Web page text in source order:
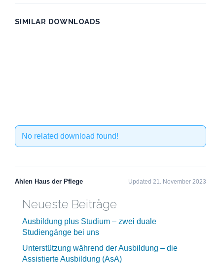
SIMILAR DOWNLOADS
No related download found!
Ahlen Haus der Pflege Updated 21. November 2023
Neueste Beiträge
Ausbildung plus Studium – zwei duale
Studiengänge bei uns
Unterstützung während der Ausbildung – die
Assistierte Ausbildung (AsA)